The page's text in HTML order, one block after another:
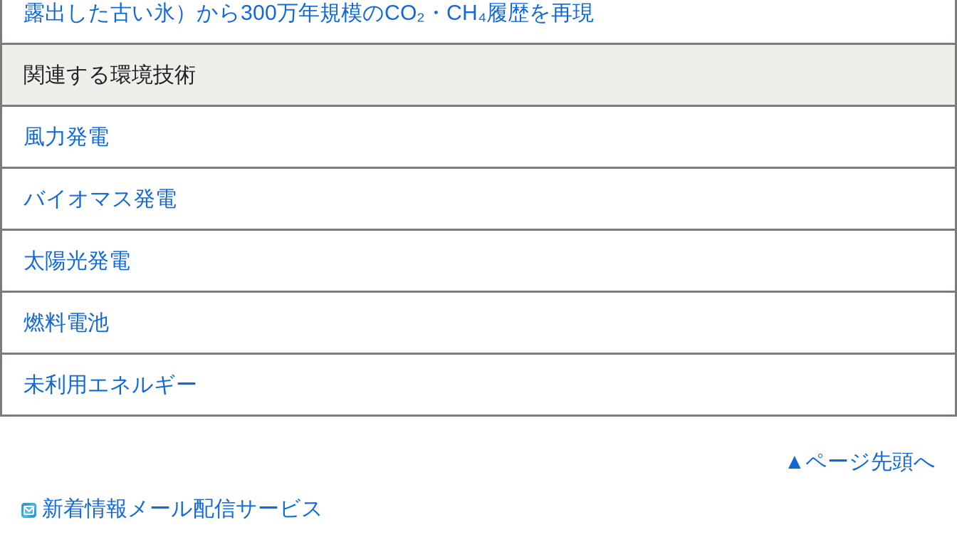
露出した古い氷）から300万年規模のCO₂・CH₄履歴を再現
関連する環境技術
風力発電
バイオマス発電
太陽光発電
燃料電池
未利用エネルギー
▲ページ先頭へ
新着情報メール配信サービス